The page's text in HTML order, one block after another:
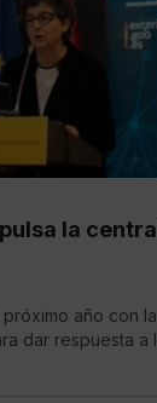
la
año con
dar respuesta a